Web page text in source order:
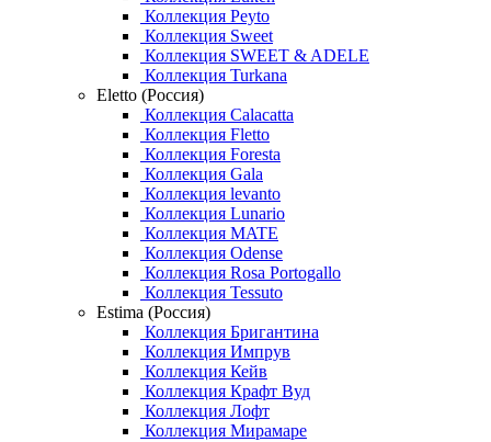
Коллекция Peyto
Коллекция Sweet
Коллекция SWEET & ADELE
Коллекция Turkana
Eletto (Россия)
Коллекция Calacatta
Коллекция Fletto
Коллекция Foresta
Коллекция Gala
Коллекция levanto
Коллекция Lunario
Коллекция MATE
Коллекция Odense
Коллекция Rosa Portogallo
Коллекция Tessuto
Estima (Россия)
Коллекция Бригантина
Коллекция Импрув
Коллекция Кейв
Коллекция Крафт Вуд
Коллекция Лофт
Коллекция Мирамаре